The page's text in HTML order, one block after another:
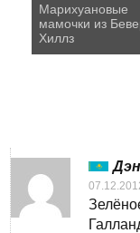
Марихуановые
мамочки из
Хиллз